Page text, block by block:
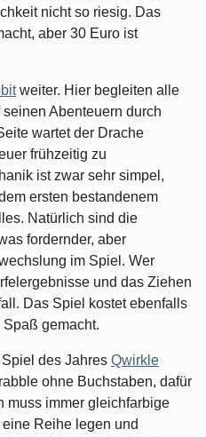
nicht so riesig. Das
aber 30 Euro ist
weiter. Hier begleiten alle
Abenteuern durch
wartet der Drache
frühzeitig zu
ist zwar sehr simpel,
ersten bestandenem
Natürlich sind die
fordernder, aber
im Spiel. Wer
und das Ziehen
Das Spiel kostet ebenfalls
gemacht.
des Jahres Qwirkle
ohne Buchstaben, dafür
muss immer gleichfarbige
Reihe legen und